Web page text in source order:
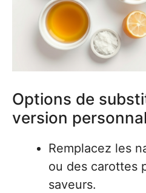
Options de
version
Remplacez les
ou des carottes
saveurs.